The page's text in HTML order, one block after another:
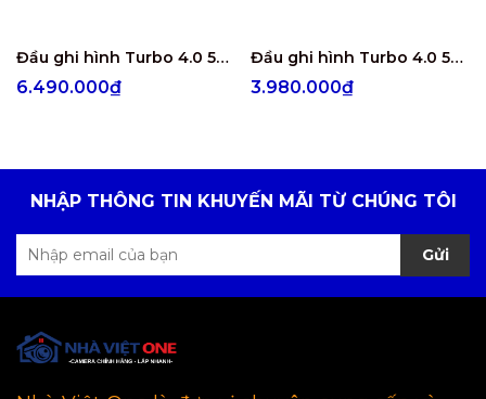
Đầu ghi hình Turbo 4.0 5MP 8 kênh Hikvision iDS-7208HUHI-M1/E
6.490.000₫
Đầu ghi hình Turbo 4.0 5MP 4 kênh Hikvision iDS-7204HUHI-M1/E
3.980.000₫
NHẬP THÔNG TIN KHUYẾN MÃI TỪ CHÚNG TÔI
Gửi